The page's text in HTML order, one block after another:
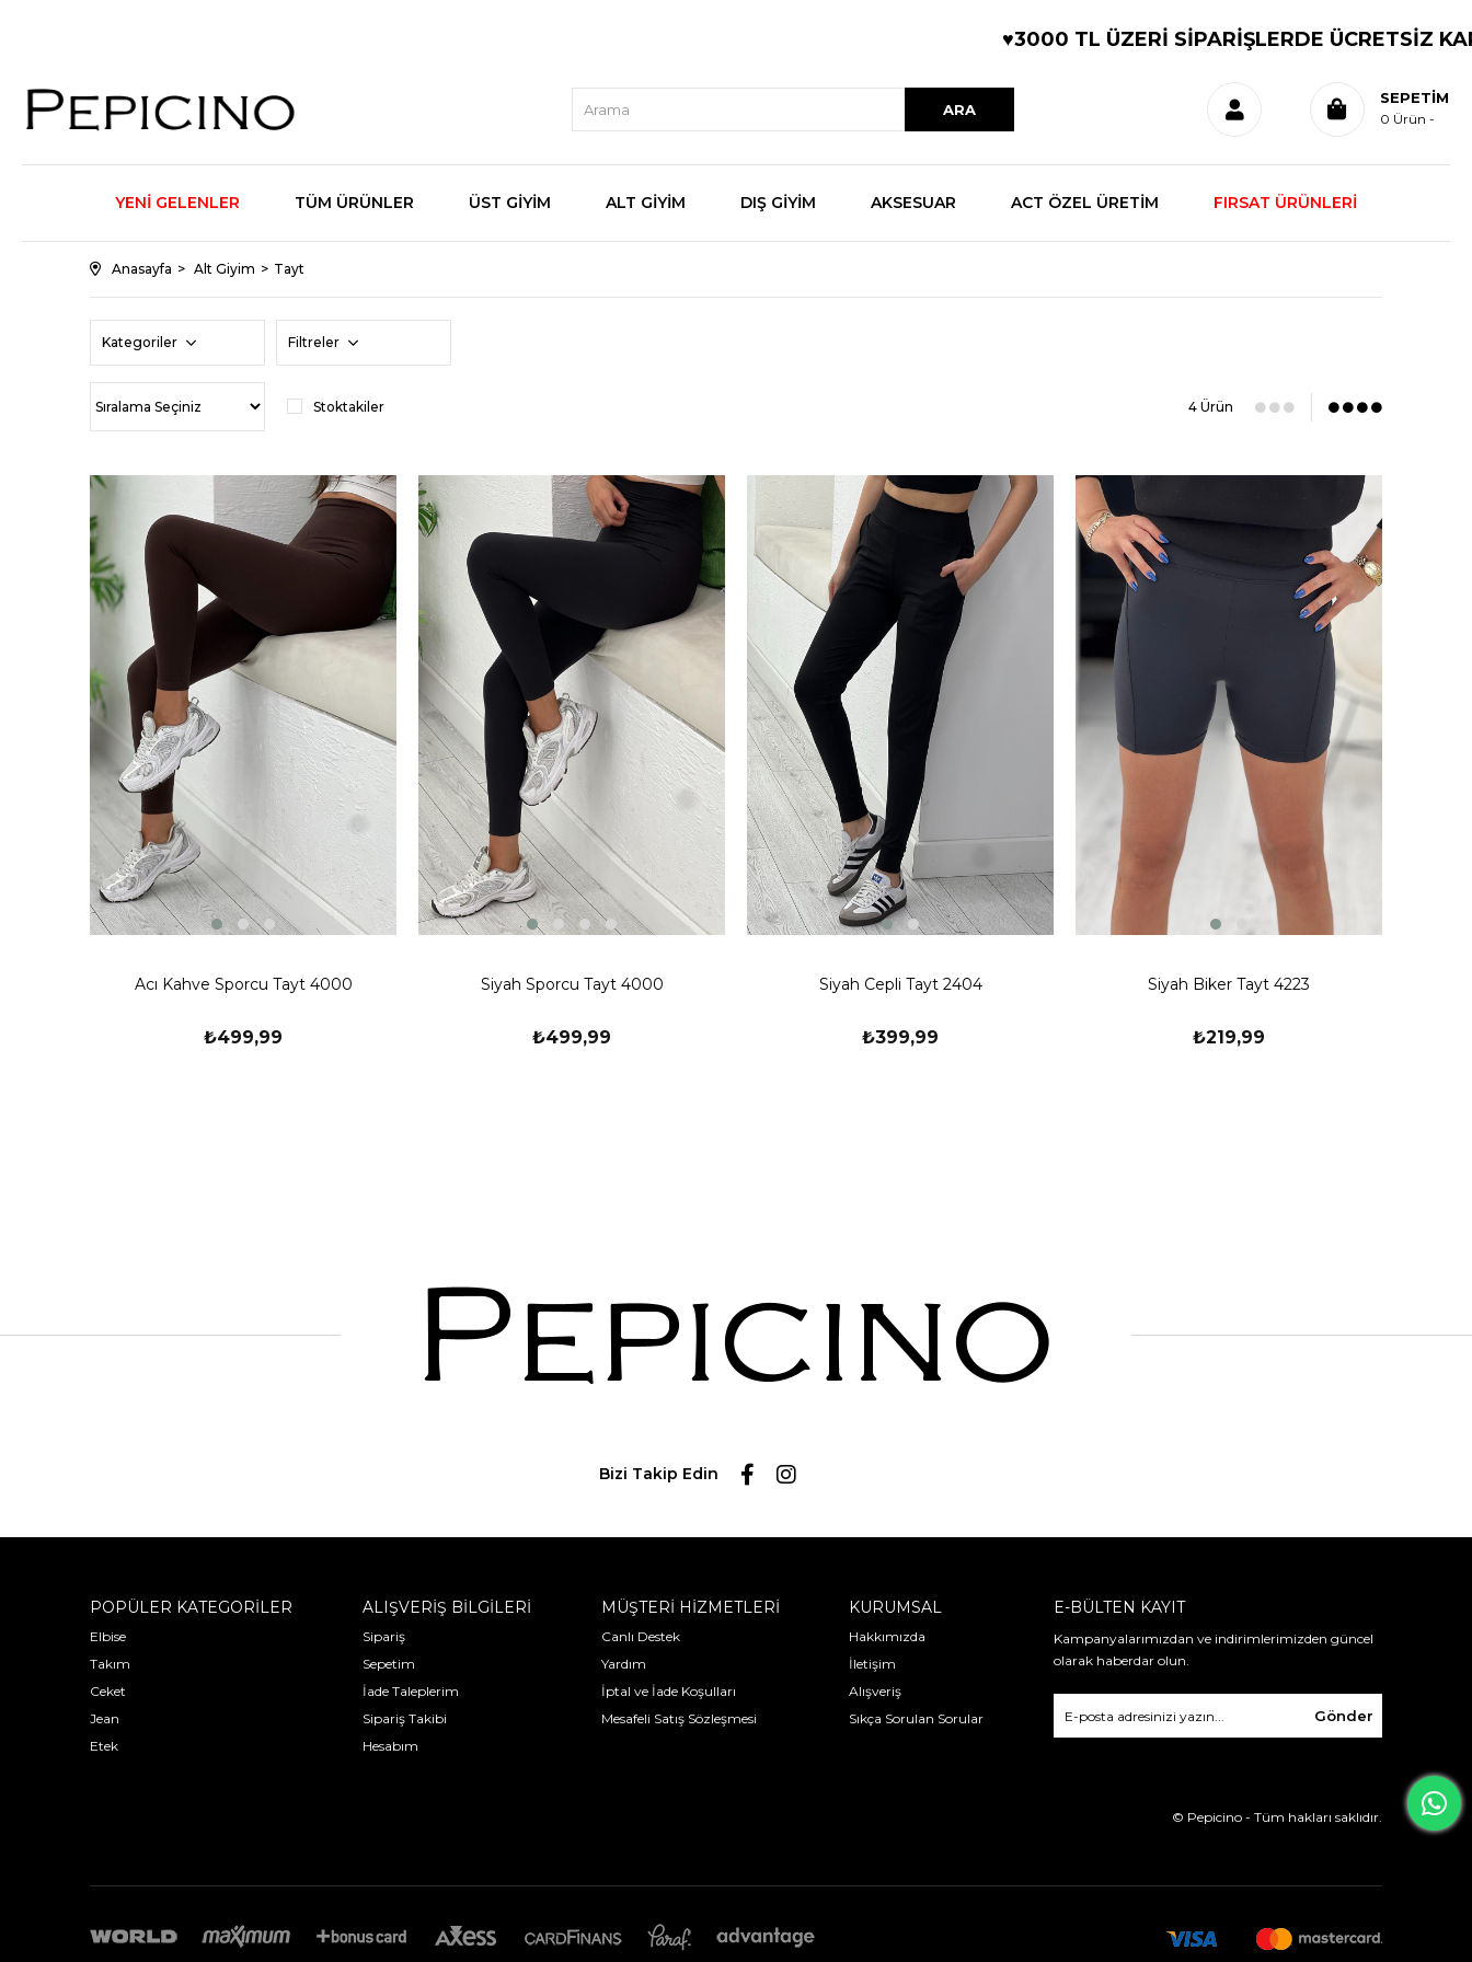
♥️3000 TL ÜZERİ SİPARİŞLERDE ÜCRETSİZ
SEPETIM
0 Ürün
YENİ GELENLER TÜM ÜRÜNLER ÜST GİYİM ALT GİYİM DIŞ GİYİM AKSESUAR ACT ÖZEL ÜRETİM FIRSAT ÜRÜNLERİ
Anasayfa Alt Giyim Tayt
Kategoriler Filtreler
Stoktakiler 4 Ürün
Acı Kahve Sporcu Tayt 4000
₺499,99
Siyah Sporcu Tayt 4000
₺499,99
Siyah Cepli Tayt 2404
₺399,99
Siyah Biker Tayt 4223
₺219,99
Bizi Takip Edin
POPÜLER KATEGORİLER
Elbise
Takım
Ceket
Jean
Etek
ALIŞVERİŞ BİLGİLERİ
Sipariş
Sepetim
İade Taleplerim
Sipariş Takibi
Hesabım
MÜŞTERİ HİZMETLERİ
Canlı Destek
Yardım
İptal ve İade Koşulları
Mesafeli Satış Sözleşmesi
KURUMSAL
Hakkımızda
İletişim
Alışveriş
Sıkça Sorulan Sorular
E-BÜLTEN KAYIT
Kampanyalarımızdan ve indirimlerimizden güncel
olarak haberdar olun.
Gönder
© Pepicino - Tüm hakları saklıdır.